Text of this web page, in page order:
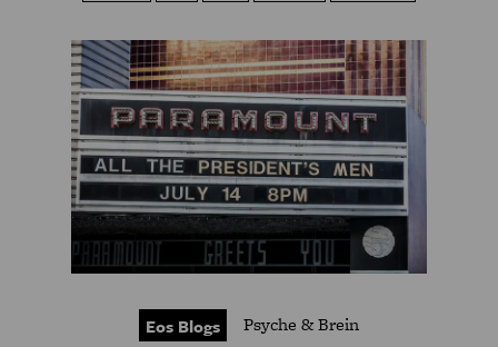
Eos Blogs Psyche & Brein